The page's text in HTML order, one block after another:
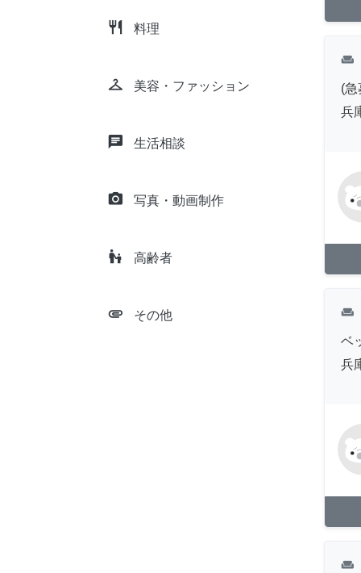
restaurant 料理
checkroom 美容・ファッション
chat 生活相談
camera_alt 写真・動画制作
escalator_warning 高齢者
attachment その他
weekend
(
兵
weekend
ベ
兵
weekend